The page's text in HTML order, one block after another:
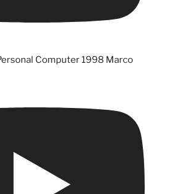
Computer 1998 Marco